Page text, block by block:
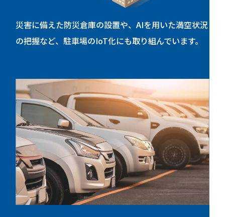
災害に備えた防災倉庫の設置や、AIを用いた満空状況
の把握など、駐車場のIoT化にも取り組んでいます。